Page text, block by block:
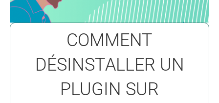
COMMENT
DÉSINSTALLER UN
PLUGIN SUR